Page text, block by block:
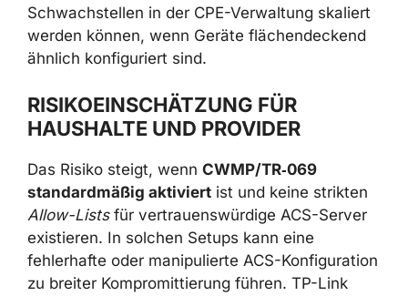
Schwachstellen in der CPE-Verwaltung skaliert
werden können, wenn Geräte flächendeckend
ähnlich konfiguriert sind.
RISIKOEINSCHÄTZUNG FÜR
HAUSHALTE UND PROVIDER
Das Risiko steigt, wenn CWMP/TR‑069
standardmäßig aktiviert ist und keine strikten
Allow-Listsfür vertrauenswürdige ACS-Server
existieren. In solchen Setups kann eine
fehlerhafte oder manipulierte ACS-Konfiguration
zu breiter Kompromittierung führen. TP-Link